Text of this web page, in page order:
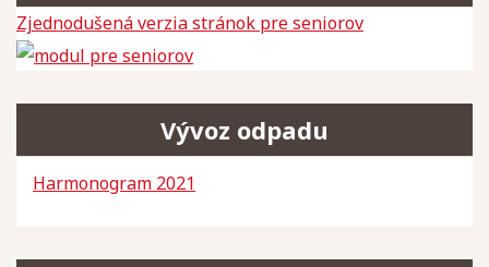
Zjednodušená verzia stránok pre seniorov
Vývoz odpadu
Harmonogram 2021